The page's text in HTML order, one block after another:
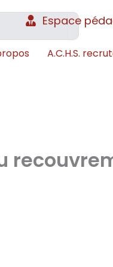
Espace
A.C.H.S.